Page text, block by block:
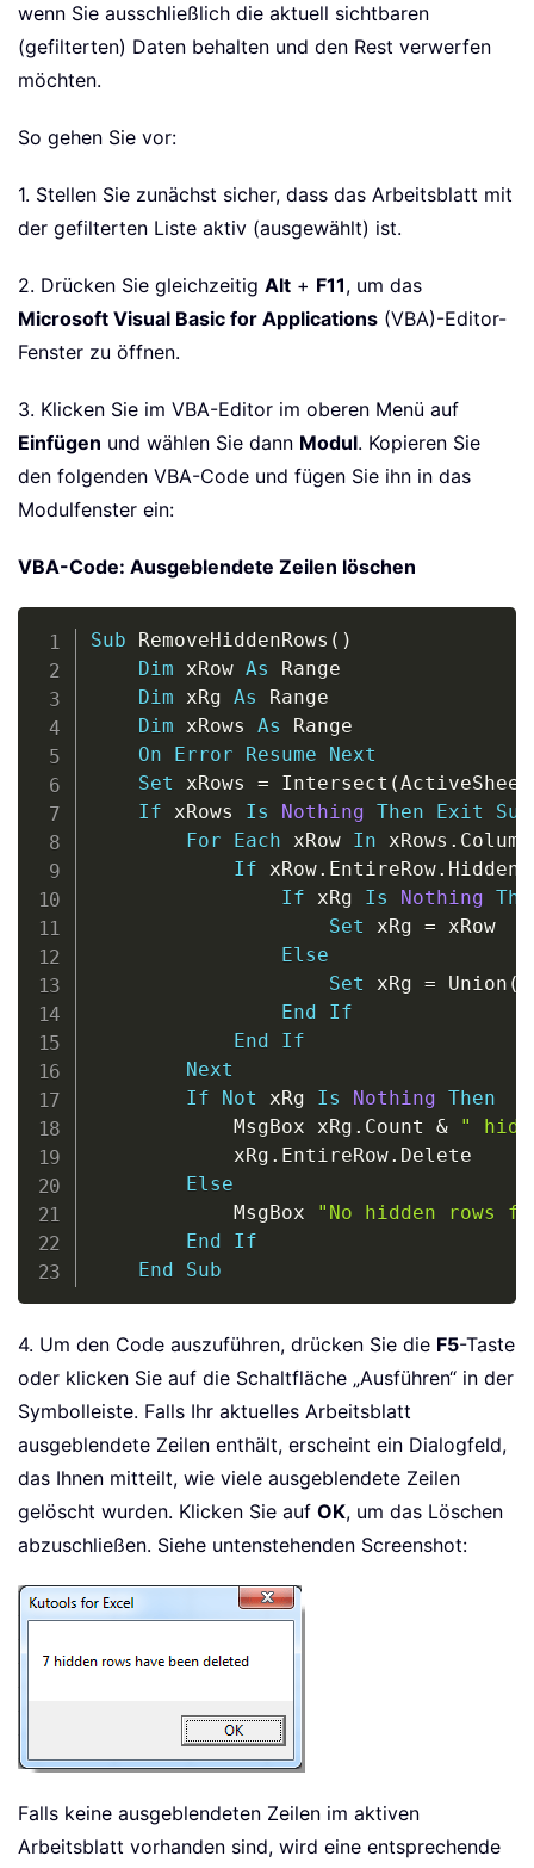
wenn Sie ausschließlich die aktuell sichtbaren
(gefilterten) Daten behalten und den Rest verwerfen
möchten.
So gehen Sie vor:
1. Stellen Sie zunächst sicher, dass das Arbeitsblatt mit
der gefilterten Liste aktiv (ausgewählt) ist.
2. Drücken Sie gleichzeitig Alt + F11, um das
Microsoft Visual Basic for Applications (VBA)-Editor-
Fenster zu öffnen.
3. Klicken Sie im VBA-Editor im oberen Menü auf
Einfügen und wählen Sie dann Modul. Kopieren Sie
den folgenden VBA-Code und fügen Sie ihn in das
Modulfenster ein:
VBA-Code: Ausgeblendete Zeilen löschen
Sub RemoveHiddenRows ( )
Dim xRow As Range
Dim xRg As Range
Dim xRows As Range
On
Error Resume
Next
Set xRows = Intersect (ActiveSheet
If xRows Is Nothing Then Exit
Sub
For
Each xRow In xRows .
If xRow. EntireRow. Hidden
If xRg Is Nothing
Set xRg = xRow
Else
Set xRg = Union (
End
If
End
If
Next
If
Not xRg Is Nothing Then
			MsgBox xRg
. Count &
"
			xRg
. EntireRow. Delete
Else
			MsgBox
"No hidden rows
End
If
End
Sub
4. Um den Code auszuführen, drücken Sie die F5-Taste
oder klicken Sie auf die Schaltfläche „Ausführen“ in der
Symbolleiste. Falls Ihr aktuelles Arbeitsblatt
ausgeblendete Zeilen enthält, erscheint ein Dialogfeld,
das Ihnen mitteilt, wie viele ausgeblendete Zeilen
gelöscht wurden. Klicken Sie auf OK, um das Löschen
abzuschließen. Siehe untenstehenden Screenshot:
Falls keine ausgeblendeten Zeilen im aktiven
Arbeitsblatt vorhanden sind, wird eine entsprechende